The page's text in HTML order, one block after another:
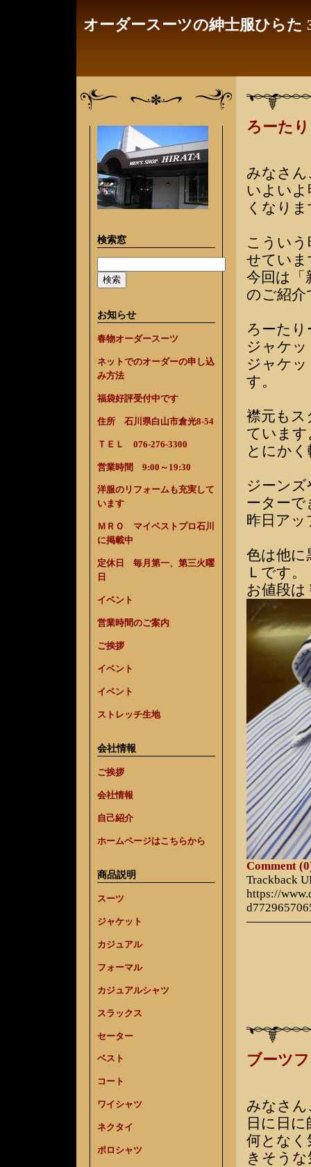
オーダースーツの紳士服ひら
検索窓
お知らせ
春物オーダースーツ
ネットでのオーダーの申し込
み方法
福袋好評受付中です
住所 石川県白山市倉光8-54
ＴＥＬ 076-276-3300
営業時間 9:00～19:30
洋服のリフォームも充実して
います
ＭＲＯ マイベストプロ石川
に掲載中
定休日 毎月第一、第三火曜
日
イベント
営業時間のご案内
ご挨拶
イベント
イベント
ストレッチ生地
会社情報
ご挨拶
会社情報
自己紹介
ホームページはこちらから
商品説明
スーツ
ジャケット
カジュアル
フォーマル
カジュアルシャツ
スラックス
セーター
ベスト
コート
ワイシャツ
ネクタイ
ポロシャツ
ろーた
みなさ
いよい
くなり
こうい
せていま
今回は「
のご紹介
ろーた
ジャケ
ジャケ
す。
襟元もス
ています
とにか
ジーン
ーター
昨日ア
色は他に
Ｌです。
お値段は
Comment
Trackback
https://
ブーツ
みなさ
日に日
何とな
きそう